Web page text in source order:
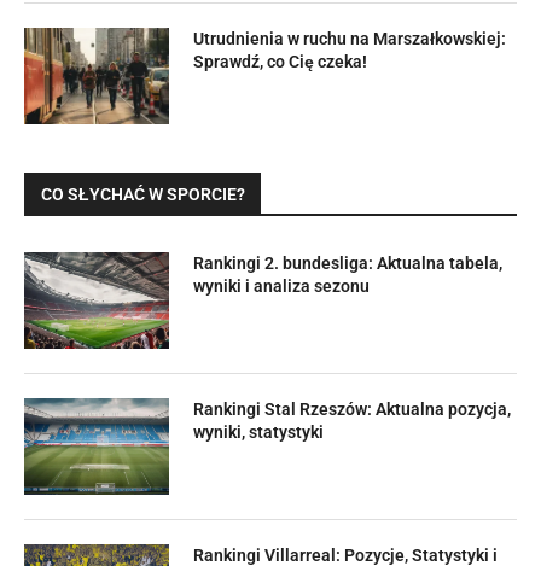
Utrudnienia w ruchu na Marszałkowskiej:
Sprawdź, co Cię czeka!
CO SŁYCHAĆ W SPORCIE?
Rankingi 2. bundesliga: Aktualna tabela,
wyniki i analiza sezonu
Rankingi Stal Rzeszów: Aktualna pozycja,
wyniki, statystyki
Rankingi Villarreal: Pozycje, Statystyki i